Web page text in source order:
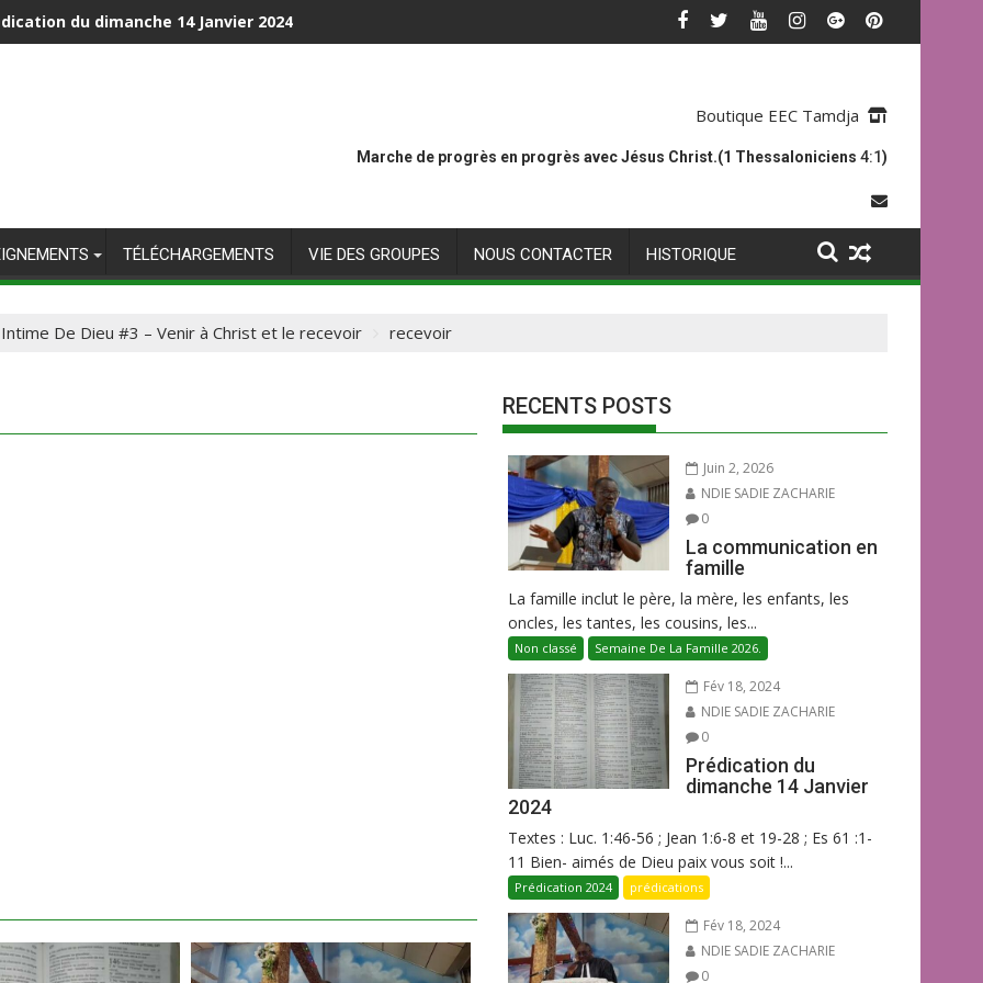
du dimanche 14 Janvier 2024
Boutique EEC Tamdja
Marche de progrès en progrès avec Jésus Christ.(1 Thessaloniciens 4:1)
TÉLÉCHARGEMENTS VIE DES GROUPES NOUS CONTACTER HISTORIQUE
Intime De Dieu #3 – Venir à Christ et le recevoir recevoir
RECENTS POSTS
Juin 2, 2026
NDIE SADIE ZACHARIE
0
La communication en
famille
La famille inclut le père, la mère, les enfants, les
oncles, les tantes, les cousins, les...
Non classé Semaine De La Famille 2026.
Fév 18, 2024
NDIE SADIE ZACHARIE
0
Prédication du
dimanche 14 Janvier
2024
Textes : Luc. 1:46-56 ; Jean 1:6-8 et 19-28 ; Es 61 :1-
11 Bien- aimés de Dieu paix vous soit !...
Prédication 2024 prédications
Fév 18, 2024
NDIE SADIE ZACHARIE
0